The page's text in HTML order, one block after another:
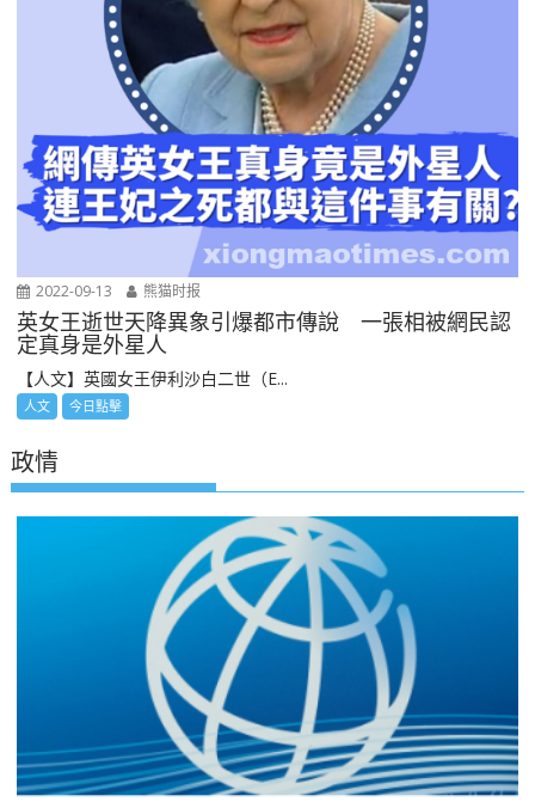
2022-09-13 熊猫时报
英女王逝世天降異象引爆都市傳說 一張相被網民認
定真身是外星人
【人文】英國女王伊利沙白二世（E...
人文 今日點擊
政情